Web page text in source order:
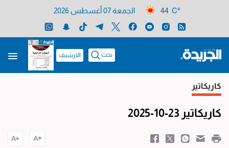
44 C° الجمعة 07 أغسطس 2026
بحث الارشيف
كاريكاتير
كاريكاتير 23-10-2025